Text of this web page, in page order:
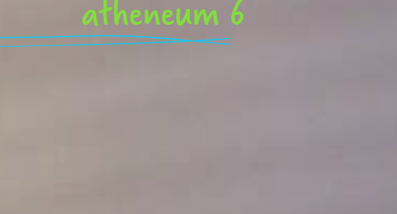
atheneum 6